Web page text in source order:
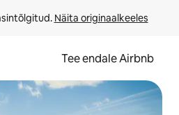
Näita originaalkeeles
Tee endale Airbnb